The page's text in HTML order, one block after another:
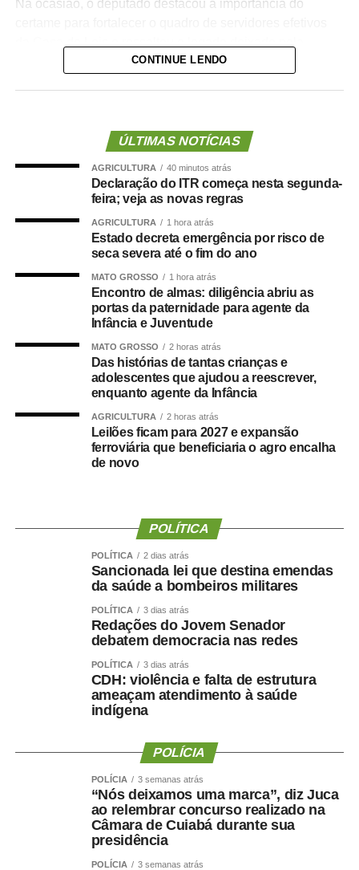
Na ocasião, o deputado destacou a importância do
Cuiabá, que é de todos nós mato-grossenses, o
parlamento mais antigo do Centro-Oeste brasileiro”,
O concurso público foi realizado para provimento de
vagas e formação de cadastro de reserva para cargos de
níveis médio e superior, contemplando funções como
Durante a visita, Rogério Vianna Rangel agradeceu a
confiança depositada no Instituto Selecon e destacou a
forma como o processo foi conduzido.
“Eu, em nome do Selecon, também agradeço ao
deputado porque, de fato, fizemos um concurso histórico,
graças à oportunidade que o Juca nos deu para
realizarmos esse concurso com qualidade e segurança,
Ao final do encontro, Juca reforçou a importância da
realizados com responsabilidade, transparência e
igualdade de oportunidades para todos os candidatos.
COMENTE ABAIXO:
CONTINUE LENDO
ÚLTIMAS NOTÍCIAS
AGRICULTURA 40 minutos atrás
Declaração do ITR começa nesta segunda-
feira; veja as novas regras
AGRICULTURA 1 hora atrás
Estado decreta emergência por risco de
seca severa até o fim do ano
MATO GROSSO 1 hora atrás
Encontro de almas: diligência abriu as
portas da paternidade para agente da
Infância e Juventude
MATO GROSSO 2 horas atrás
Das histórias de tantas crianças e
adolescentes que ajudou a reescrever,
enquanto agente da Infância
AGRICULTURA 2 horas atrás
Leilões ficam para 2027 e expansão
ferroviária que beneficiaria o agro encalha
de novo
POLÍTICA
POLÍTICA 2 dias atrás
Sancionada lei que destina emendas
da saúde a bombeiros militares
POLÍTICA 3 dias atrás
Redações do Jovem Senador
debatem democracia nas redes
POLÍTICA 3 dias atrás
CDH: violência e falta de estrutura
ameaçam atendimento à saúde
indígena
POLÍCIA
POLÍCIA 3 semanas atrás
“Nós deixamos uma marca”, diz Juca
ao relembrar concurso realizado na
Câmara de Cuiabá durante sua
presidência
POLÍCIA 3 semanas atrás